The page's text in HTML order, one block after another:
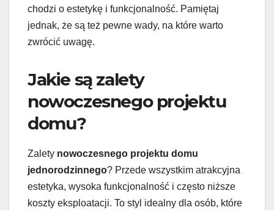
chodzi o estetykę i funkcjonalność. Pamiętaj
jednak, że są też pewne wady, na które warto
zwrócić uwagę.
Jakie są zalety
nowoczesnego projektu
domu?
Zalety nowoczesnego projektu domu
jednorodzinnego? Przede wszystkim atrakcyjna
estetyka, wysoka funkcjonalność i często niższe
koszty eksploatacji. To styl idealny dla osób, które